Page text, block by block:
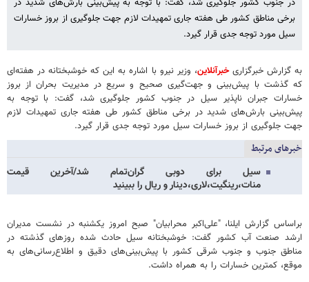
برخی مناطق کشور طی هفته جاری تمهیدات لازم جهت جلوگیری از بروز خسارات
سیل مورد توجه جدی قرار گیرد.
به گزارش خبرگزاریخبرآنلاین، وزیر نیرو با اشاره به این که خوشبختانه در هفته‌ای
که گذشت با پیش‌بینی و جهت‌گیری صحیح و سریع در مدیریت بحران از بروز
خسارات جبران ناپذیر سیل در جنوب کشور جلوگیری شد، گفت: با توجه به
پیش‌بینی بارش‌های شدید در برخی مناطق کشور طی هفته جاری تمهیدات لازم
جهت جلوگیری از بروز خسارات سیل مورد توجه جدی قرار گیرد.
خبرهای مرتبط
سیل برای دوبی گران‌تمام‌ شد/آخرین قیمت
منات،رینگیت،لاری،دینار و ریال را ببینید
براساس گزارش ایلنا، "علی‌اکبر محرابیان" صبح امروز یکشنبه در نشست مدیران
ارشد صنعت آب کشور گفت: خوشبختانه سیل حادث شده روزهای گذشته در
مناطق جنوب و جنوب شرقی کشور با پیش‌بینی‌های دقیق و اطلاع‌رسانی‌های به
موقع، کمترین خسارات را به همراه داشت.